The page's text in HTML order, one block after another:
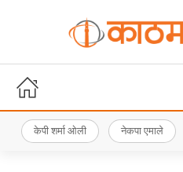
केपी शर्मा ओली नेकपा एमाले